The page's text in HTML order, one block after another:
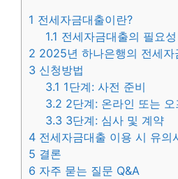
1 전세자금대출이란?
1.1 전세자금대출의 필요성
2 2025년 하나은행의 전세자
3 신청방법
3.1 1단계: 사전 준비
3.2 2단계: 온라인 또는 오
3.3 3단계: 심사 및 계약
4 전세자금대출 이용 시 유의
5 결론
6 자주 묻는 질문 Q&A